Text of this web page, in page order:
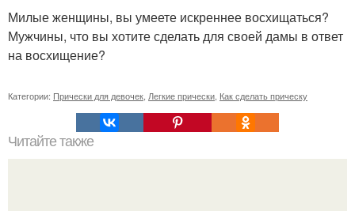
Милые женщины, вы умеете искреннее восхищаться?
Мужчины, что вы хотите сделать для своей дамы в ответ
на восхищение?
Категории: Прически для девочек Легкие прически Как сделать прическу
Читайте также